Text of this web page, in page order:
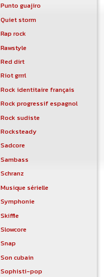
Punto guajiro
Quiet storm
Rap rock
Rawstyle
Red dirt
Riot grrrl
Rock identitaire français
Rock progressif espagnol
Rock sudiste
Rocksteady
Sadcore
Sambass
Schranz
Musique sérielle
Symphonie
Skiffle
Slowcore
Snap
Son cubain
Sophisti-pop